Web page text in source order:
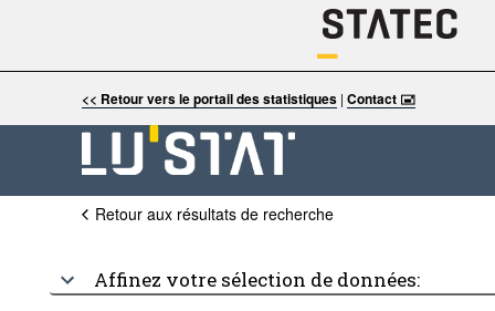
<< Retour vers le portail des statistiques |Contact 🖃
Retour aux résultats de recherche
Affinez votre sélection de données: